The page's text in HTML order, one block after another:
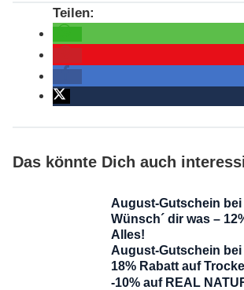
Das könnte Dich auch
August-Gutschein
Wünsch´ dir was –
Alles!
August-Gutschein
18% Rabatt auf
-10% auf REAL